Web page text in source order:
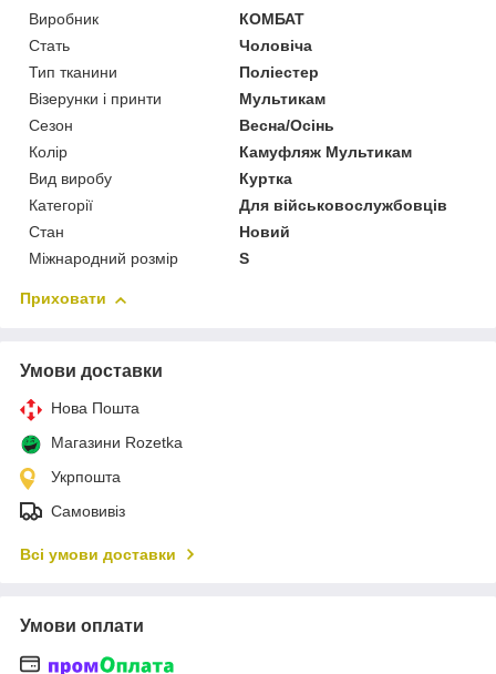
Виробник
КОМБАТ
Стать
Чоловіча
Тип тканини
Поліестер
Візерунки і принти
Мультикам
Сезон
Весна/Осінь
Колір
Камуфляж Мультикам
Вид виробу
Куртка
Категорії
Для військовослужбовців
Стан
Новий
Міжнародний розмір
S
Приховати
Умови доставки
Нова Пошта
Магазини Rozetka
Укрпошта
Самовивіз
Всі умови доставки
Умови оплати